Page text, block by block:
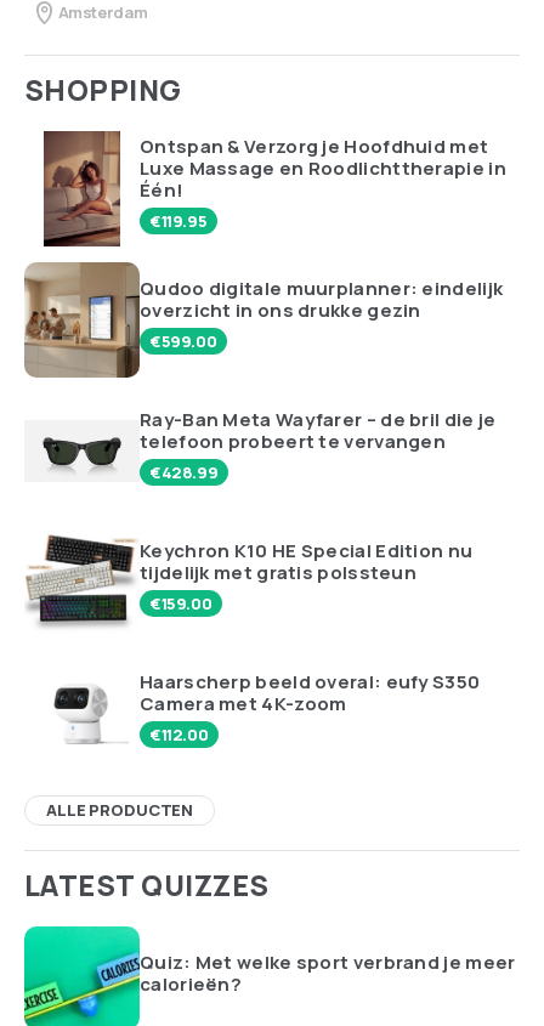
Amsterdam
SHOPPING
Ontspan & Verzorg je Hoofdhuid met
Luxe Massage en Roodlichttherapie in
Één!
€119.95
Qudoo digitale muurplanner: eindelijk
overzicht in ons drukke gezin
€599.00
Ray-Ban Meta Wayfarer – de bril die je
telefoon probeert te vervangen
€428.99
Keychron K10 HE Special Edition nu
tijdelijk met gratis polssteun
€159.00
Haarscherp beeld overal: eufy S350
Camera met 4K-zoom
€112.00
ALLE PRODUCTEN
LATEST QUIZZES
Quiz: Met welke sport verbrand je meer
calorieën?